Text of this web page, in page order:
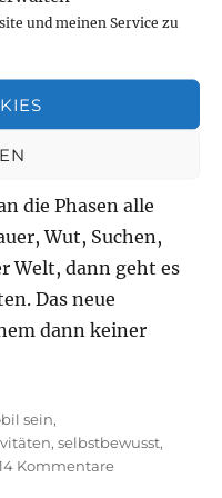
und meinen Service zu
Tag. Alle kruden
ich?“ und so
Ich glaube, man
um alles zu
im
die Phasen alle
Wut, Suchen,
Welt, dann geht es
Das neue
dann keiner
sein,
,selbstbewusst,
Kommentarezu